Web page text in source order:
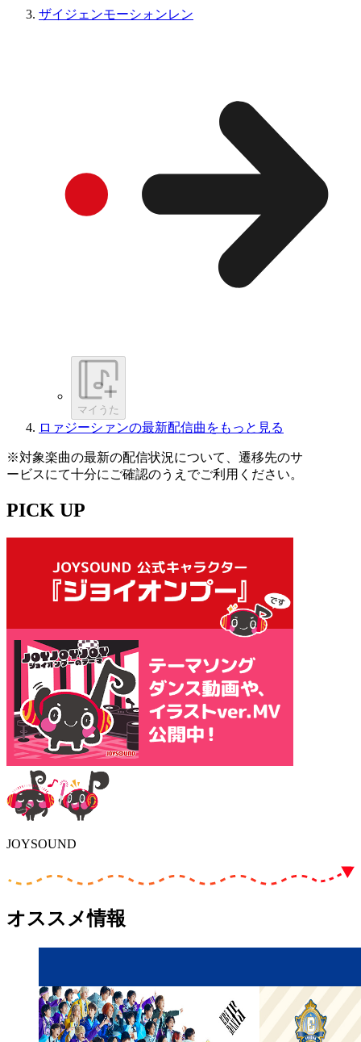
ザイジェンモーシォンレン
マイうた
ロァジーシァンの最新配信曲をもっと見る
※対象楽曲の最新の配信状況について、遷移先のサ
ービスにて十分にご確認のうえでご利用ください。
PICK UP
JOYSOUND
オススメ情報